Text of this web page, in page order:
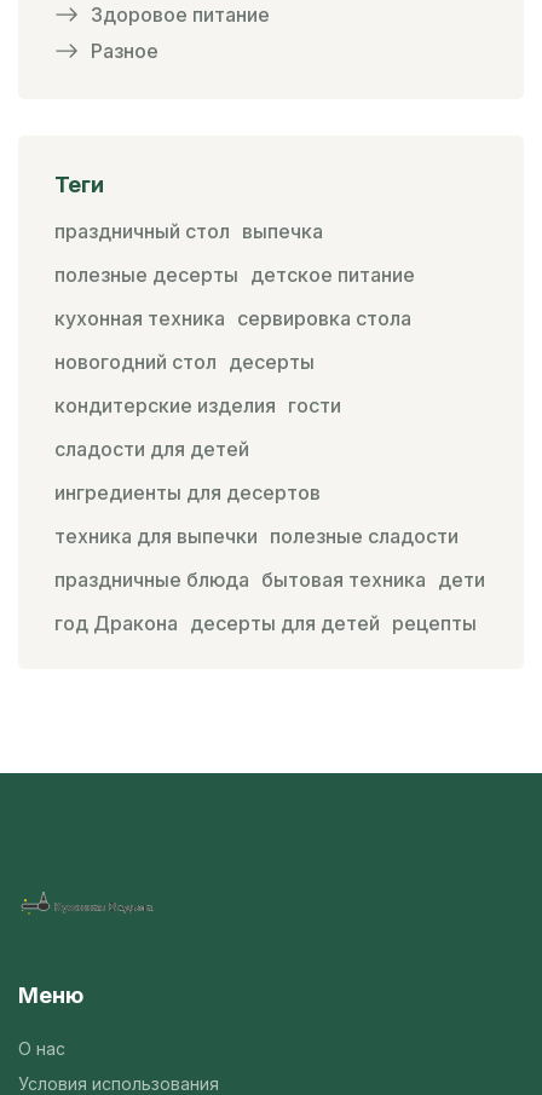
Здоровое питание
Разное
Теги
праздничный стол выпечка
полезные десерты детское питание
кухонная техника сервировка стола
новогодний стол десерты
кондитерские изделия гости
сладости для детей
ингредиенты для десертов
техника для выпечки полезные сладости
праздничные блюда бытовая техника дети
год Дракона десерты для детей рецепты
Меню
О нас
Условия использования